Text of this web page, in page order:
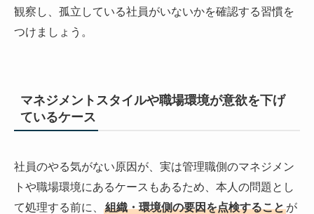
観察し、孤立している社員がいないかを確認する習慣を
つけましょう。
マネジメントスタイルや職場環境が意欲を下げ
ているケース
社員のやる気がない原因が、実は管理職側のマネジメン
トや職場環境にあるケースもあるため、本人の問題とし
て処理する前に、
組織・環境側の要因を点検することが